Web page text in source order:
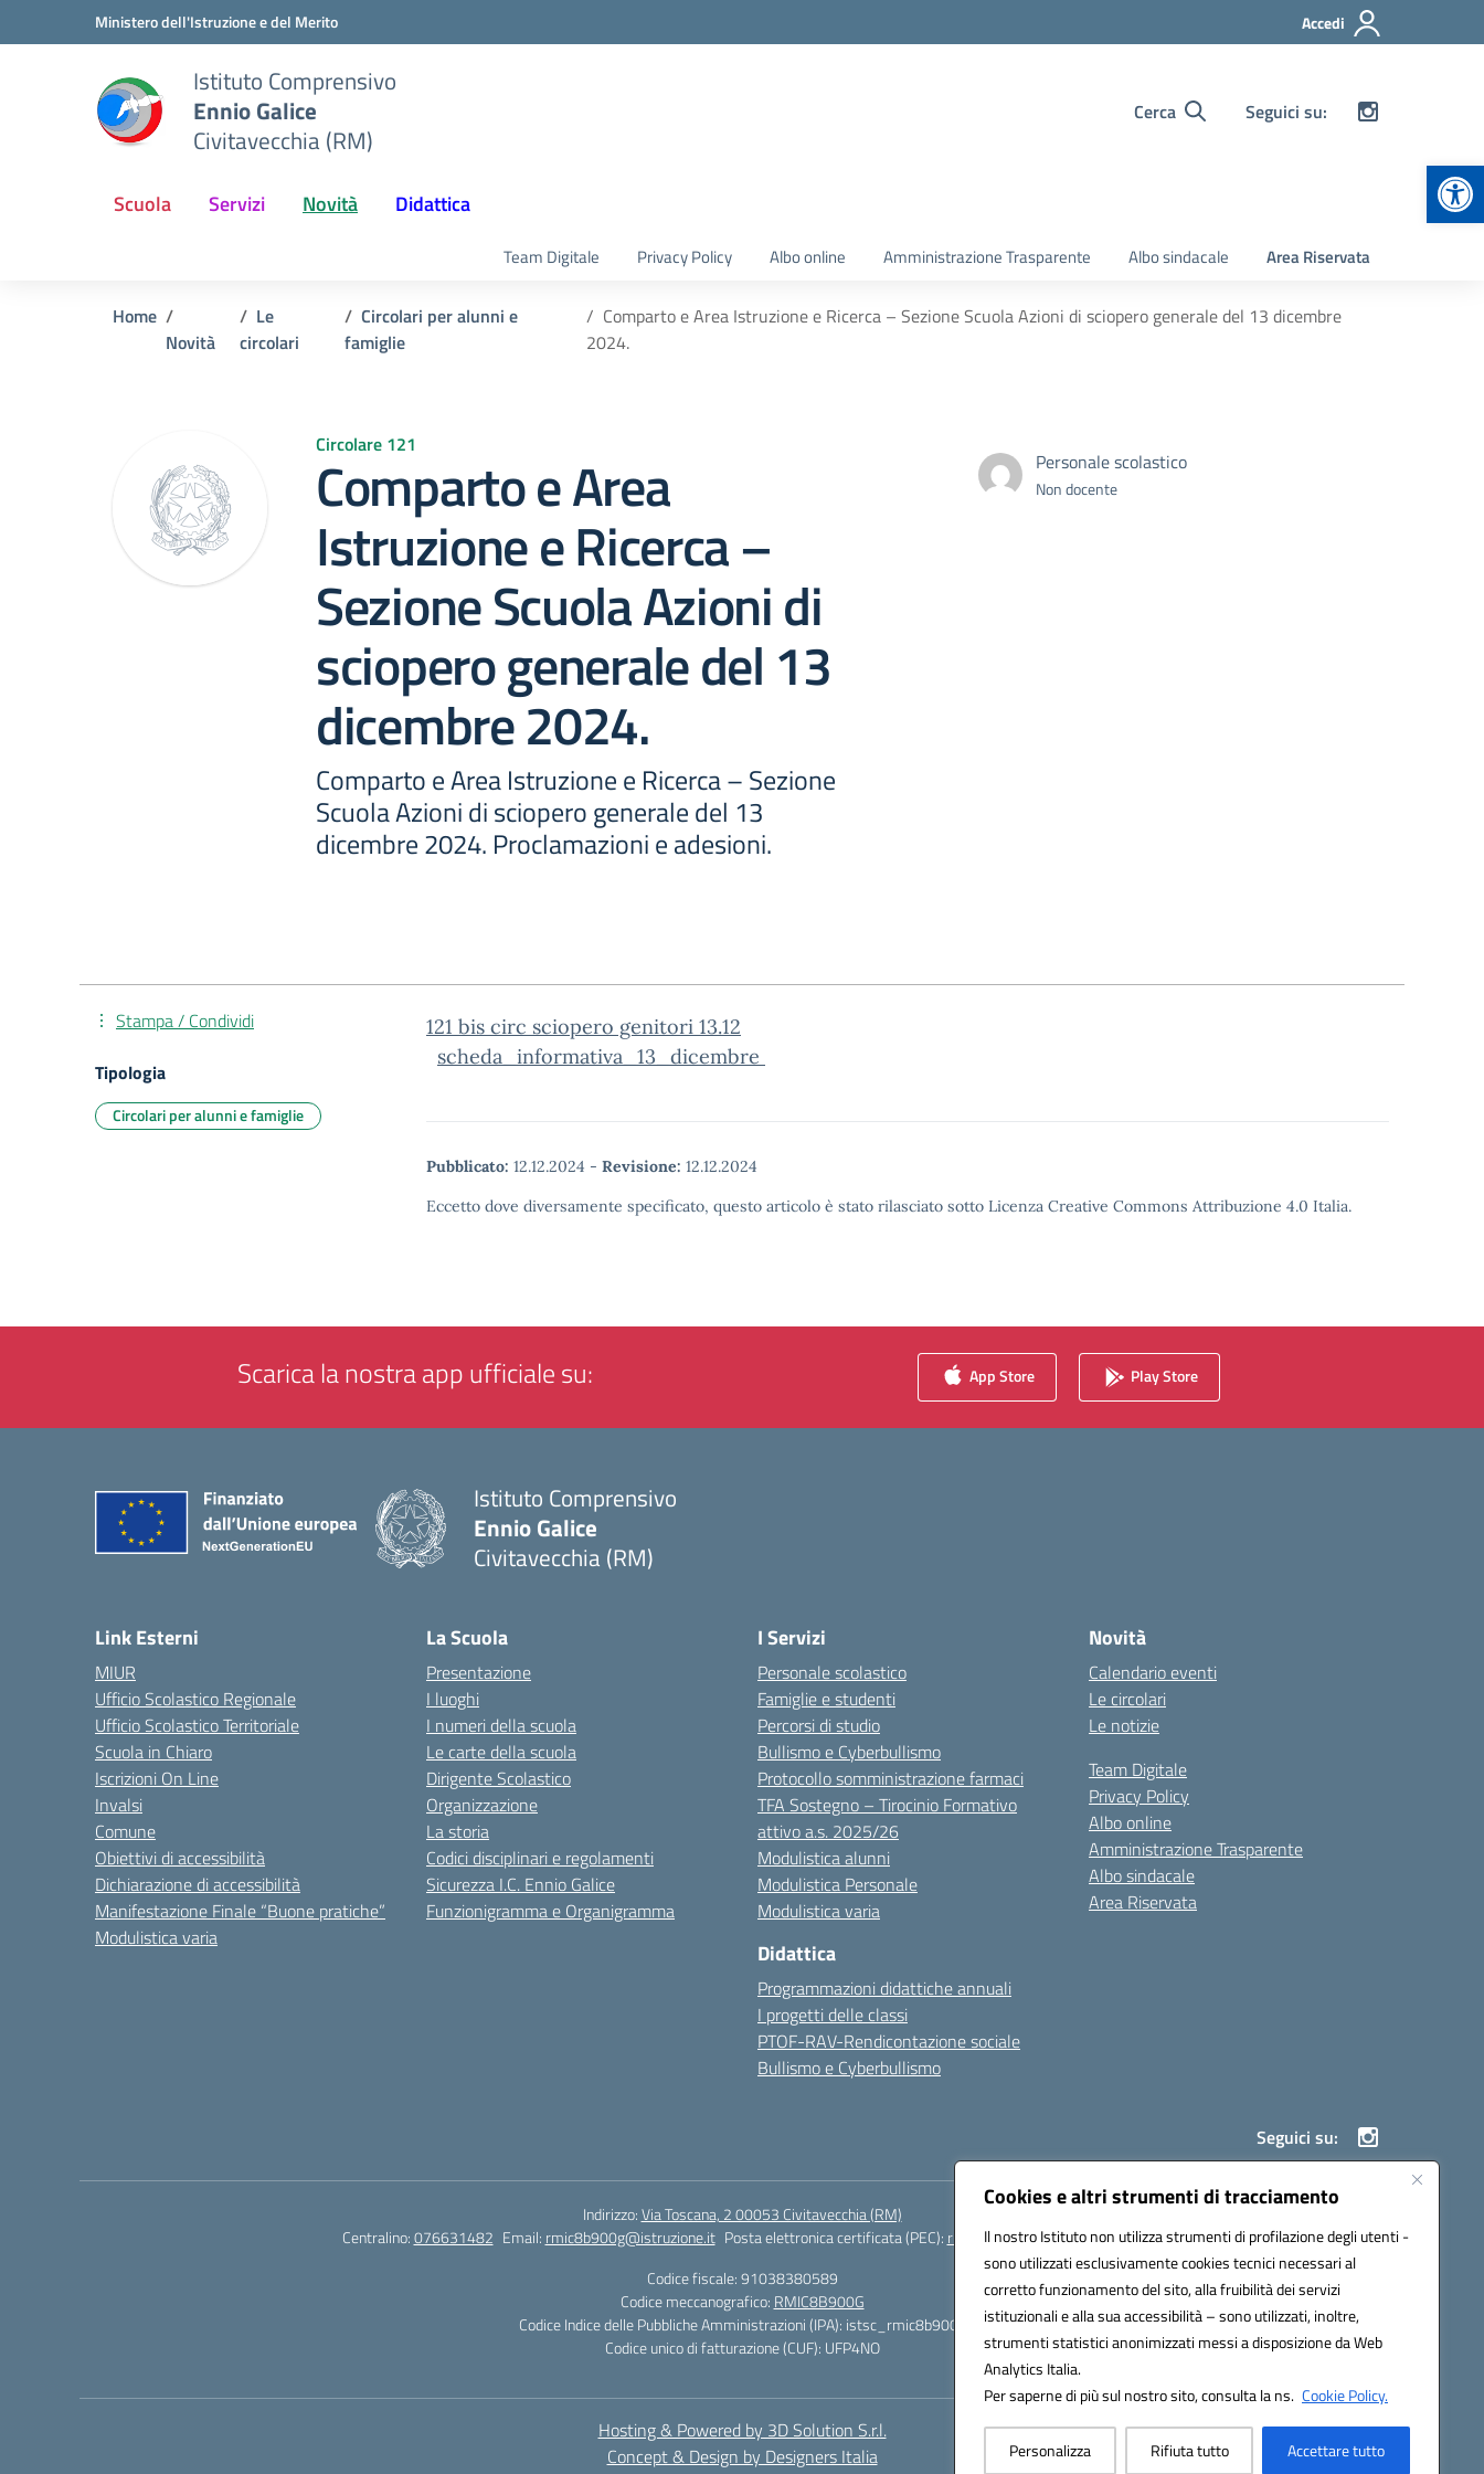
Cookies e altri strumenti di tracciamento
Il nostro Istituto non utilizza strumenti di profilazione degli utenti -
sono utilizzati esclusivamente cookies tecnici necessari al
corretto funzionamento del sito, alla fruibilità dei servizi
istituzionali e alla sua accessibilità – sono utilizzati, inoltre,
strumenti statistici anonimizzati messi a disposizione da Web
Analytics Italia.
Per saperne di più sul nostro sito, consulta la ns. Cookie Policy.
Personalizza Rifiuta tutto Accettare tutto
Vai ai contenuti
Vai al menu di navigazioneMinistero dell'Istruzione e del Merito Accedi
Istituto Comprensivo
Ennio Galice
Civitavecchia (RM)
Cerca Seguici su:
Scuola Servizi Novità Didattica
Team Digitale Privacy Policy Albo online Amministrazione Trasparente Albo sindacale Area Riservata
Home
Novità
Le
circolari
Circolari per alunni e
famiglie
Comparto e Area Istruzione e Ricerca – Sezione Scuola Azioni di sciopero generale del 13 dicembre
2024.
Circolare 121
Comparto e Area
Istruzione e Ricerca –
Sezione Scuola Azioni di
sciopero generale del 13
dicembre 2024.
Comparto e Area Istruzione e Ricerca – Sezione
Scuola Azioni di sciopero generale del 13
dicembre 2024. Proclamazioni e adesioni.
Personale scolastico
Non docente
121 bis circ sciopero genitori 13.12
scheda_informativa_13_dicembre
Pubblicato: 12.12.2024 - Revisione: 12.12.2024
Eccetto dove diversamente specificato, questo articolo è stato rilasciato sotto Licenza Creative Commons Attribuzione 4.0 Italia.
Stampa / Condividi
Tipologia
Circolari per alunni e famiglie
Scarica la nostra app ufficiale su: App Store Play Store
Istituto Comprensivo
Ennio Galice
Civitavecchia (RM)
Link Esterni
MIUR
Ufficio Scolastico Regionale
Ufficio Scolastico Territoriale
Scuola in Chiaro
Iscrizioni On Line
Invalsi
Comune
Obiettivi di accessibilità
Dichiarazione di accessibilità
Manifestazione Finale “Buone pratiche”
Modulistica varia
La Scuola
Presentazione
I luoghi
I numeri della scuola
Le carte della scuola
Dirigente Scolastico
Organizzazione
La storia
Codici disciplinari e regolamenti
Sicurezza I.C. Ennio Galice
Funzionigramma e Organigramma
I Servizi
Personale scolastico
Famiglie e studenti
Percorsi di studio
Bullismo e Cyberbullismo
Protocollo somministrazione farmaci
TFA Sostegno – Tirocinio Formativo
attivo a.s. 2025/26
Modulistica alunni
Modulistica Personale
Modulistica varia
Didattica
Programmazioni didattiche annuali
I progetti delle classi
PTOF-RAV-Rendicontazione sociale
Bullismo e Cyberbullismo
Novità
Calendario eventi
Le circolari
Le notizie
Team Digitale
Privacy Policy
Albo online
Amministrazione Trasparente
Albo sindacale
Area Riservata
Seguici su:
Indirizzo:Via Toscana, 2 00053 Civitavecchia (RM)
Centralino:076631482 Email: rmic8b900g@istruzione.it Posta elettronica certificata (PEC): rmic8b900g@pec.istruzione.it
Codice fiscale: 91038380589
Codice meccanografico: RMIC8B900G
Codice Indice delle Pubbliche Amministrazioni (IPA): istsc_rmic8b900g
Codice unico di fatturazione (CUF): UFP4NO
Hosting & Powered by 3D Solution S.r.l.
Concept & Design by Designers Italia